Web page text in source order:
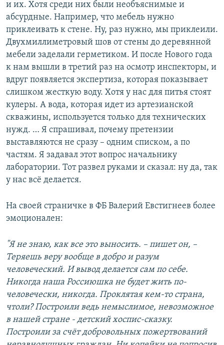
и их. Хотя среди них были необъяснимые и
абсурдные. Например, что мебель нужно
приклеивать к стене. Ну, раз нужно, мы приклеили.
Двухмиллиметровый шов от стены до деревянной
мебели заделали герметиком. И после Нового года
к нам вышли в третий раз на осмотр инспекторы, и
вдруг появляется экспертиза, которая показывает
слишком жесткую воду. Хотя у нас для питья стоят
кулеры. А вода, которая идет из артезианской
скважины, используется только для технических
нужд. … Я спрашивал, почему претензии
выставляются не сразу – одним списком, а по
частям. Я задавал этот вопрос начальнику
лаборатории. Тот развел руками и сказал: ну да, так
у нас всё делается.
На своей страничке в ФБ Валерий Евстигнеев более
эмоционален:
"Я не знаю, как все это выносить. – пишет он, –
Теряешь веру вообще в добро и разум
человеческий. И вывод делается сам по себе.
Никогда наша Россиюшка не будет жить по-
человечески, никогда. Проклятая кем-то страна,
чтоли? Построили ведь немыслимое, невозможное
в нашей стране - детский хоспис-сказку.
Построили за счёт добровольных пожертвований